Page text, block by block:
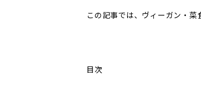
この記事では、ヴィーガン・菜
目次